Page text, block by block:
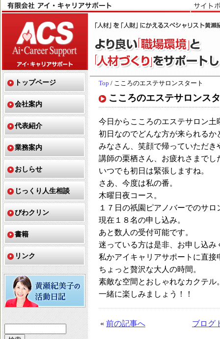
Top / こころのエステサロンスタート
こころのエステサロンス
今日からこころのエステサロン土
初日なのでどんな方が来られるか
みなさん、笑顔で帰っていただき
講師の栗栖さん、お疲れさまでし
いつでも初日は緊張しますね。
さあ、今度は私の番。
木曜日夜コース。
１７日の祇園ピアノバーでのサロ
現在１８名の申し込み。
あと数人の受付可能です。
迷っている方は是非、お申し込み
私かアイキャリアサポートに直
ちょっと贅沢な大人の時間。
素敵な空間とおしゃれなカクテル
一緒に楽しみましょう！！
« 前の記事へ ブログ
トップページ
会社案内
代表紹介
業務案内
おしらせ
じっくり人生相談
びわクリン
書籍
リンク